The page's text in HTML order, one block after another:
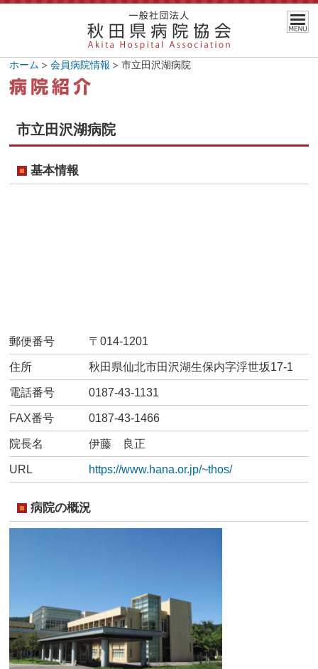
ホーム 会員病院情報 市立田沢湖病院
市立田沢湖病院
基本情報
郵便番号 〒014-1201
住所 秋田県仙北市田沢湖生保内字浮世坂17-1
電話番号 0187-43-1131
FAX番号 0187-43-1466
院長名 伊藤 良正
URL https://www.hana.or.jp/~thos/
病院の概況